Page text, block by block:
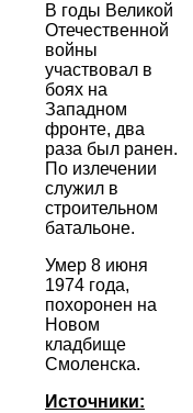
В годы Великой
Отечественной
войны
участвовал в
боях на
Западном
фронте, два
раза был ранен.
По излечении
служил в
строительном
батальоне.
Умер 8 июня
1974 года,
похоронен на
Новом
кладбище
Смоленска.
Источники: